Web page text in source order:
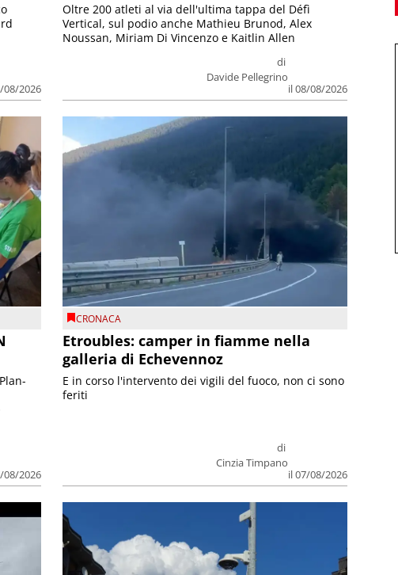
08/2026
di
Davide Pellegrino
il 08/08/2026
Oltre 200 atleti al via dell'ultima tappa del Défì
Vertical, sul podio anche Mathieu Brunod, Alex
Noussan, Miriam Di Vincenzo e Kaitlin Allen
08/2026
CRONACA
Etroubles: camper in fiamme nella
galleria di Echevennoz
di
Cinzia Timpano
il 07/08/2026
E in corso l'intervento dei vigili del fuoco, non ci sono
feriti